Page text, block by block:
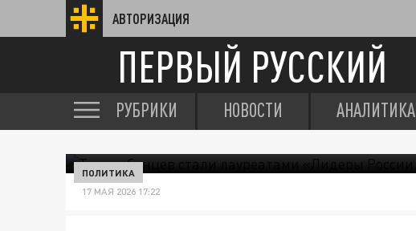
АВТОРИЗАЦИЯ
ПЕРВЫЙ РУССКИЙ
РУБРИКИ НОВОСТИ АНАЛИТИКА
ПОЛИТИКА
17 МАЯ 2026 17:22